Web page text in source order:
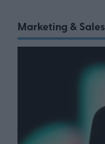
Marketing & Sales